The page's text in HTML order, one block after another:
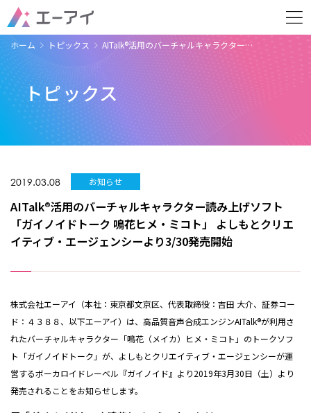
ホーム トピックス AITalk®活用のバーチャルキャラクター…
トピックス
2019.03.08 お知らせ
AITalk®活用のバーチャルキャラクター読み上げソフト
「ガイノイドトーク 鳴花ヒメ・ミコト」 よしもとクリエ
イティブ・エージェンシーより3/30発売開始
株式会社エーアイ（本社：東京都文京区、代表取締役：吉田 大介、証券コー
ド：４３８８、以下エーアイ）は、高品質音声合成エンジンAITalk®が利用さ
れたバーチャルキャラクター「鳴花（メイカ）ヒメ・ミコト」のトークソフ
ト「ガイノイドトーク」が、よしもとクリエイティブ・エージェンシーが運
営するボーカロイドレーベル『ガイノイド』より2019年3月30日（土）より
発売されることをお知らせします。